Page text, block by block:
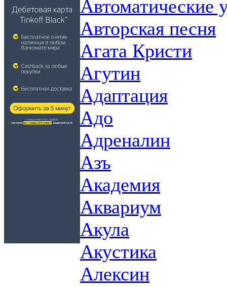
Автоматические
Авторская песня
Агата Кристи
Агутин
Адаптация
Адо
Адреналин
Азъ
Академия
Аквариум
Акула
Акустика
Алексин